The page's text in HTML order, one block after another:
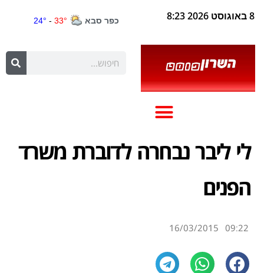
8 באוגוסט 2026 8:23
לי ליבר נבחרה לדוברת משרד
הפנים
09:22
16/03/2015